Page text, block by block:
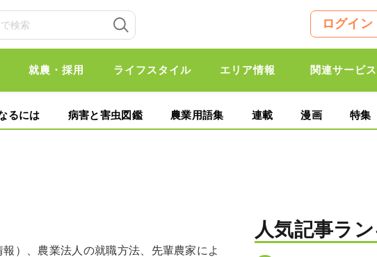
ログイン
就農・採用 ライフスタイル エリア情報 関連サービス
るには 病害と害虫図鑑 農業用語集 連載 漫画 特集
）、農業法人の就職方法、先輩農家によ
人気記事ラ